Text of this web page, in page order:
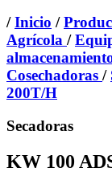
/Inicio /
Agrícola /
Cosechadoras /
200T/H
Secadoras
KW 100